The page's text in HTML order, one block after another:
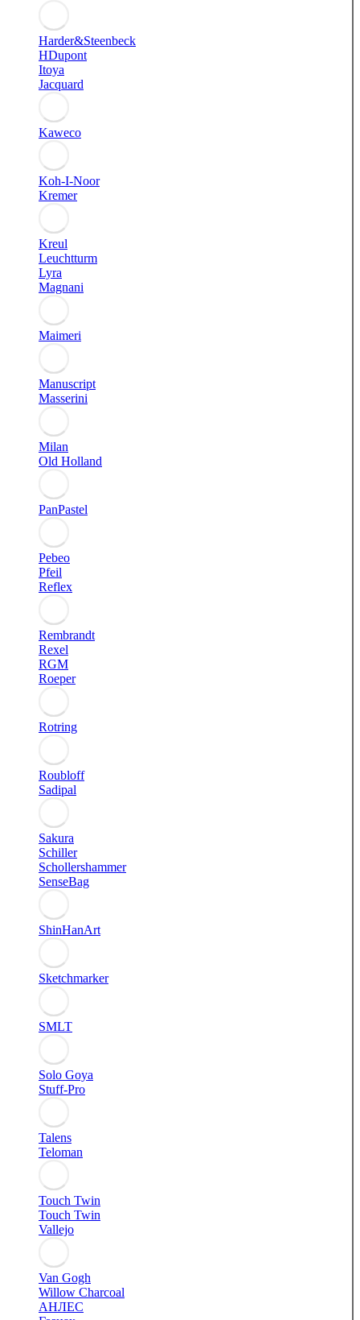
Harder&Steenbeck
HDupont
Itoya
Jacquard
Kaweco
Koh-I-Noor
Kremer
Kreul
Leuchtturm
Lyra
Magnani
Maimeri
Manuscript
Masserini
Milan
Old Holland
PanPastel
Pebeo
Pfeil
Reflex
Rembrandt
Rexel
RGM
Roeper
Rotring
Roubloff
Sadipal
Sakura
Schiller
Schollershammer
SenseBag
ShinHanArt
Sketchmarker
SMLT
Solo Goya
Stuff-Pro
Talens
Teloman
Touch Twin
Touch Twin
Vallejo
Van Gogh
Willow Charcoal
АНЛЕС